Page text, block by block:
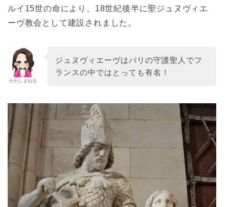
ルイ15世の命により、18世紀後半に聖ジュヌヴィエ
ーヴ教会として建設されました。
かわしまねる
ジュヌヴィエーヴはパリの守護聖人でフ
ランスの中ではとっても有名！